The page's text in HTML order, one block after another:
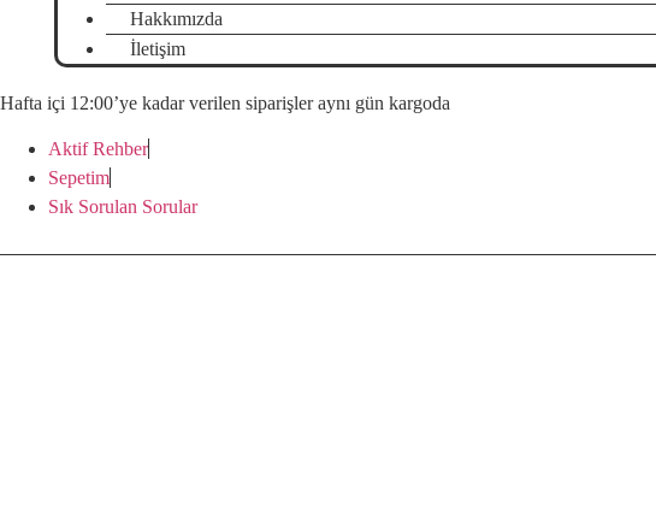
Hakkımızda
İletişim
Hafta içi 12:00’ye kadar verilen siparişler aynı gün kargoda
Aktif Rehber
Sepetim
Sık Sorulan Sorular